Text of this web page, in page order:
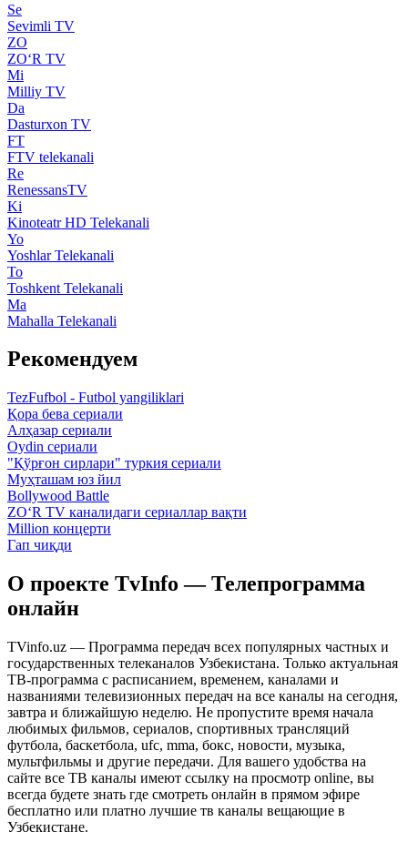
Se
Sevimli TV
ZO
ZO‘R TV
Mi
Milliy TV
Da
Dasturxon TV
FT
FTV telekanali
Re
RenessansTV
Ki
Kinoteatr HD Telekanali
Yo
Yoshlar Telekanali
To
Toshkent Telekanali
Ma
Mahalla Telekanali
Рекомендуем
TezFufbol - Futbol yangiliklari
Қора бева сериали
Алҳазар сериали
Oydin сериали
"Қўрғон сирлари" туркия сериали
Муҳташам юз йил
Bollywood Battle
ZO‘R TV каналидаги сериаллар вақти
Million концерти
Гап чиқди
О проекте TvInfo — Телепрограмма
онлайн
TVinfo.uz — Программа передач всех популярных частных и
государственных телеканалов Узбекистана. Только актуальная
ТВ-программа с расписанием, временем, каналами и
названиями телевизионных передач на все каналы на сегодня,
завтра и ближайшую неделю. Не пропустите время начала
любимых фильмов, сериалов, спортивных трансляций
футбола, баскетбола, ufc, mma, бокс, новости, музыка,
мультфильмы и другие передачи. Для вашего удобства на
сайте все ТВ каналы имеют ссылку на просмотр online, вы
всегда будете знать где смотреть онлайн в прямом эфире
бесплатно или платно лучшие тв каналы вещающие в
Узбекистане.